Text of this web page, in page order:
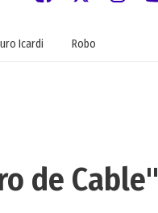
Icardi Robo
de Cable"